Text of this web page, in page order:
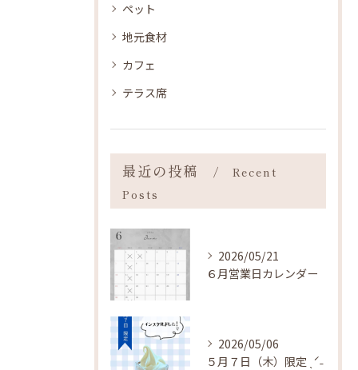
ペット
地元食材
カフェ
テラス席
最近の投稿
Recent
Posts
2026/05/21
６月営業日カレンダー
2026/05/06
５月７日（木）限定 ˎˊ˗